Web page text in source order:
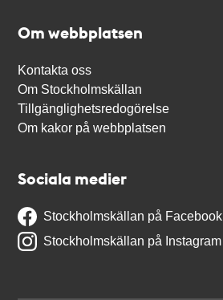
Om webbplatsen
Kontakta oss
Om Stockholmskällan
Tillgänglighetsredogörelse
Om kakor på webbplatsen
Sociala medier
Stockholmskällan på Facebook
Stockholmskällan på Instagram